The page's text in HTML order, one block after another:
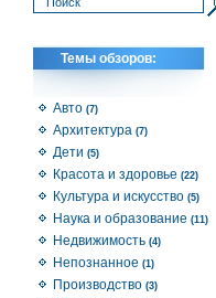
Темы обзоров:
Авто (7)
Архитектура (7)
Дети (5)
Красота и здоровье (22)
Культура и искусство (5)
Наука и образование (11)
Недвижимость (4)
Непознанное (1)
Производство (3)